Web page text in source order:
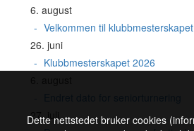
6. august
Velkommen til
26. juni
Klubbmesterskapet 2026
27. juli
Dette nettstedet bruker cookies